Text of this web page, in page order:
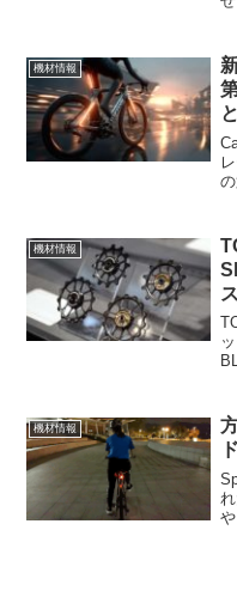
機材情報
機材情報
機材情報